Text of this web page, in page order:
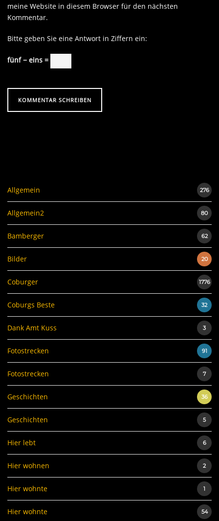
meine Website in diesem Browser für den nächsten
Kommentar.
Bitte geben Sie eine Antwort in Ziffern ein:
fünf − eins =
Allgemein 276
Allgemein2 80
Bamberger 62
Bilder 20
Coburger 1776
Coburgs Beste 32
Dank Amt Kuss 3
Fotostrecken 91
Fotostrecken 7
Geschichten 36
Geschichten 5
Hier lebt 6
Hier wohnen 2
Hier wohnte 1
Hier wohnte 54